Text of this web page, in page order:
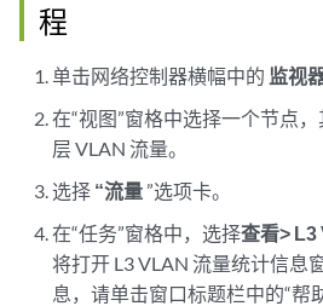
程
单击网络控制器横幅中的 监视
在“视图”窗格中选择一个节点
层 VLAN 流量。
选择 “流量 ”选项卡。
在“任务”窗格中，选择查看> L3
将打开 L3 VLAN 流量统计信息
息，请单击窗口标题栏中的“帮